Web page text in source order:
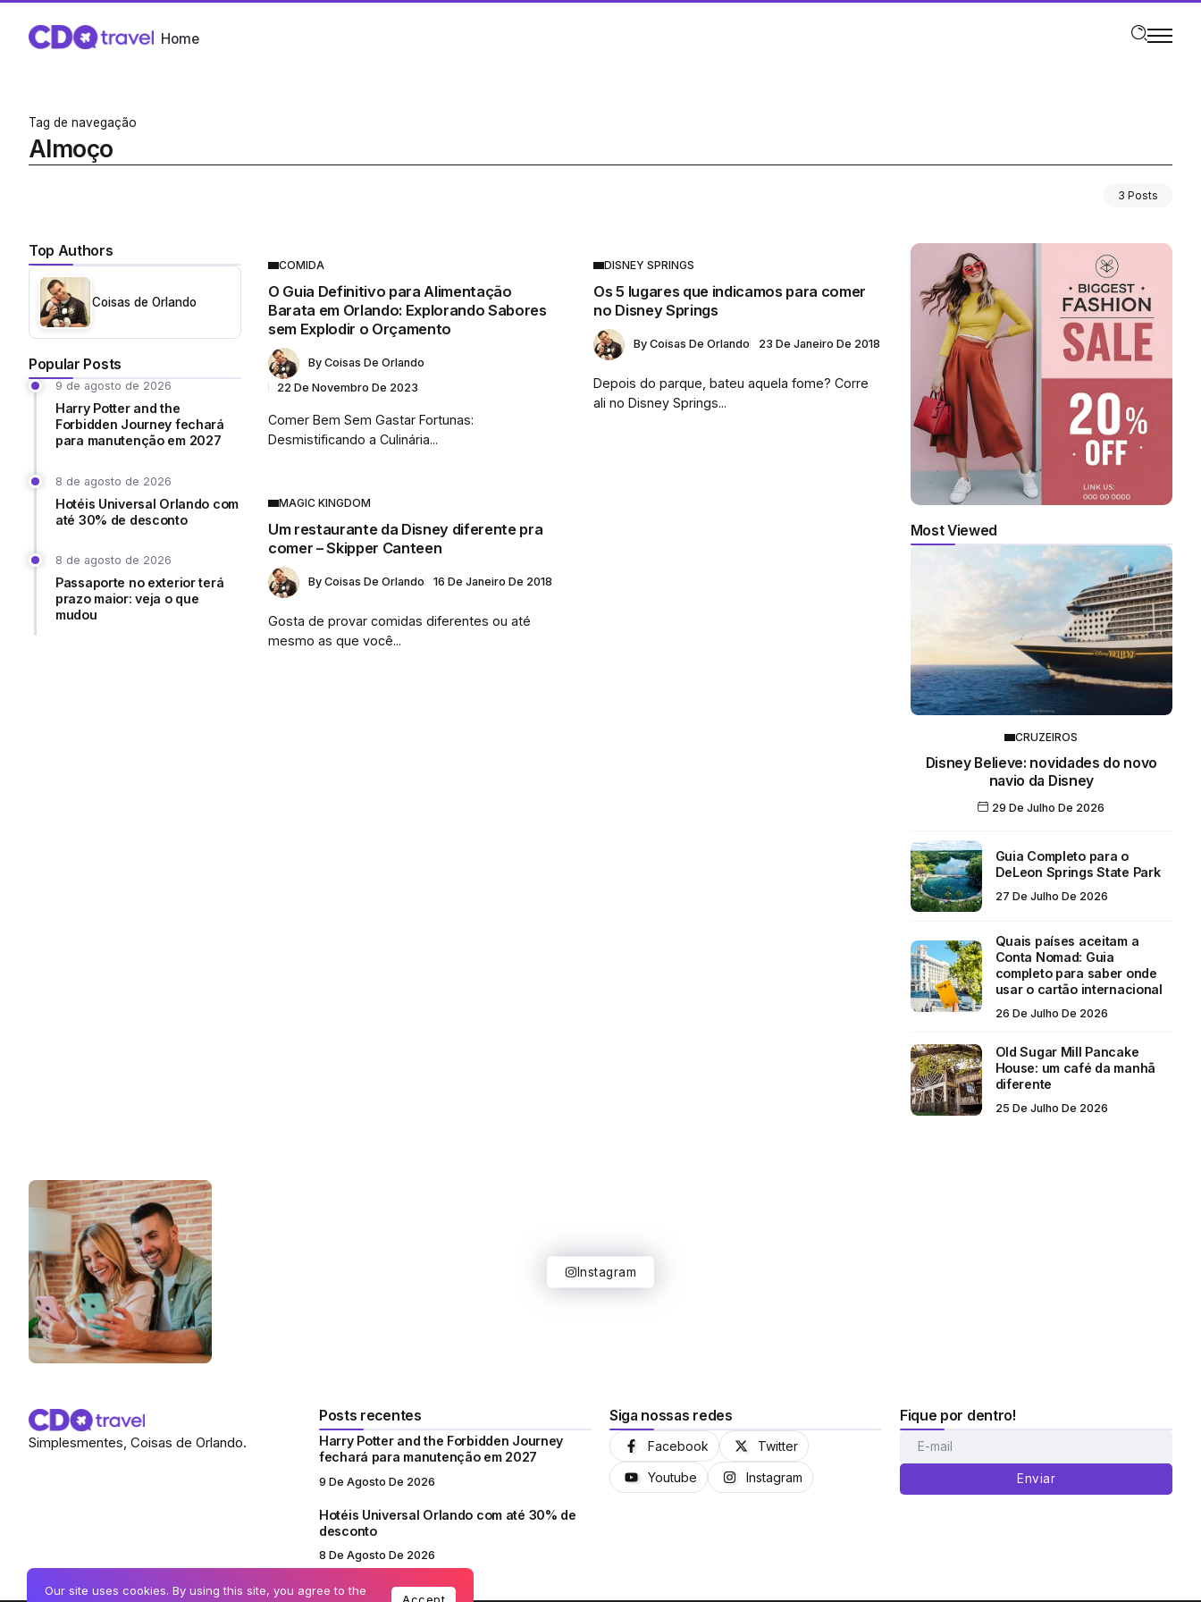
Home
Tag de navegação
Almoço
3 Posts
Top Authors
Coisas de Orlando
Popular Posts
9 de agosto de 2026
Harry Potter and the
Forbidden Journey fechará
para manutenção em 2027
8 de agosto de 2026
Hotéis Universal Orlando com
até 30% de desconto
8 de agosto de 2026
Passaporte no exterior terá
prazo maior: veja o que
mudou
COMIDA
O Guia Definitivo para Alimentação
Barata em Orlando: Explorando Sabores
sem Explodir o Orçamento
By Coisas De Orlando
22 De Novembro De 2023
Comer Bem Sem Gastar Fortunas:
Desmistificando a Culinária...
DISNEY SPRINGS
Os 5 lugares que indicamos para comer
no Disney Springs
By Coisas De Orlando 23 De Janeiro De 2018
Depois do parque, bateu aquela fome? Corre
ali no Disney Springs...
MAGIC KINGDOM
Um restaurante da Disney diferente pra
comer – Skipper Canteen
By Coisas De Orlando 16 De Janeiro De 2018
Gosta de provar comidas diferentes ou até
mesmo as que você...
Most Viewed
CRUZEIROS
Disney Believe: novidades do novo
navio da Disney
29 De Julho De 2026
Guia Completo para o
DeLeon Springs State Park
27 De Julho De 2026
Quais países aceitam a
Conta Nomad: Guia
completo para saber onde
usar o cartão internacional
26 De Julho De 2026
Old Sugar Mill Pancake
House: um café da manhã
diferente
25 De Julho De 2026
Instagram
Simplesmentes, Coisas de Orlando.
Posts recentes
Harry Potter and the Forbidden Journey
fechará para manutenção em 2027
9 De Agosto De 2026
Hotéis Universal Orlando com até 30% de
desconto
8 De Agosto De 2026
Siga nossas redes
Facebook Twitter
Youtube Instagram
Fique por dentro!
Enviar
Our site uses cookies. By using this site, you agree to the